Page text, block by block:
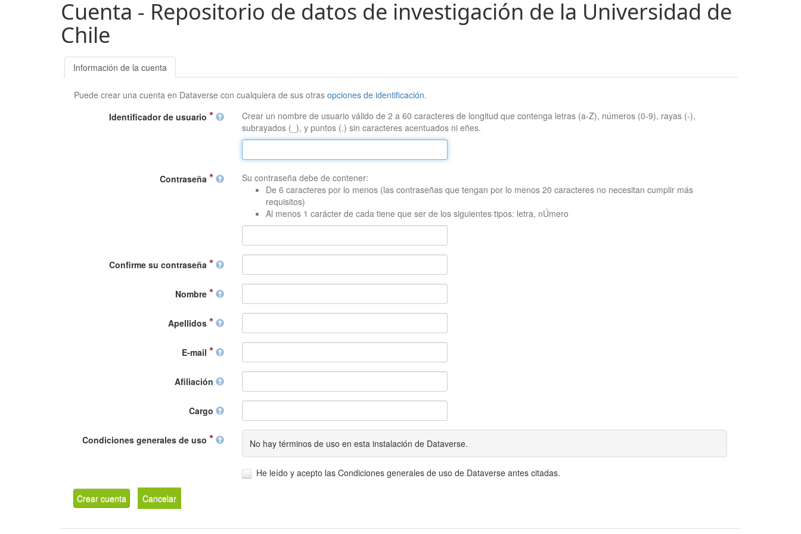
Cuenta - Repositorio de datos de investigación de la Universidad de
Chile
Información de la cuenta
Puede crear una cuenta en Dataverse con cualquiera de sus otrasopciones de identificación.
Identificador de usuario
Crear un nombre de usuario válido de 2 a 60 caracteres de longitud que contenga letras (a-Z), números (0-9), rayas (-),
subrayados (_), y puntos (.) sin caracteres acentuados ni eñes.
Contraseña
Su contraseña debe de contener:
De 6 caracteres por lo menos (las contraseñas que tengan por lo menos 20 caracteres no necesitan cumplir más
requisitos)
Al menos 1 carácter de cada tiene que ser de los siguientes tipos: letra, nÚmero
Confirme su contraseña
Nombre
Apellidos
E-mail
Afiliación
Cargo
Condiciones generales de uso No hay términos de uso en esta instalación de Dataverse.
He leído y acepto las Condiciones generales de uso de Dataverse antes citadas.
Crear cuenta Cancelar